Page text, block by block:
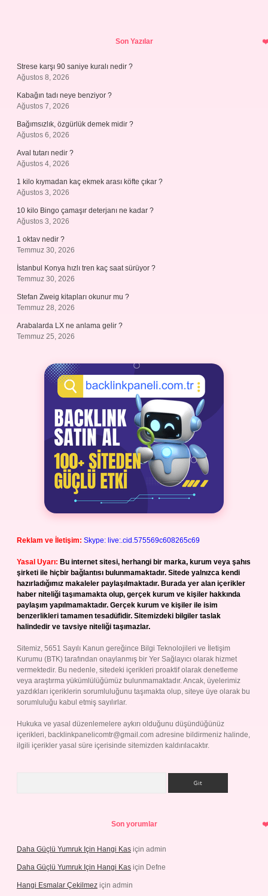
Son Yazılar
Strese karşı 90 saniye kuralı nedir ?
Ağustos 8, 2026
Kabağın tadı neye benziyor ?
Ağustos 7, 2026
Bağımsızlık, özgürlük demek midir ?
Ağustos 6, 2026
Aval tutarı nedir ?
Ağustos 4, 2026
1 kilo kıymadan kaç ekmek arası köfte çıkar ?
Ağustos 3, 2026
10 kilo Bingo çamaşır deterjanı ne kadar ?
Ağustos 3, 2026
1 oktav nedir ?
Temmuz 30, 2026
İstanbul Konya hızlı tren kaç saat sürüyor ?
Temmuz 30, 2026
Stefan Zweig kitapları okunur mu ?
Temmuz 28, 2026
Arabalarda LX ne anlama gelir ?
Temmuz 25, 2026
Reklam ve İletişim: Skype: live:.cid.575569c608265c69
Yasal Uyarı: Bu internet sitesi, herhangi bir marka, kurum veya şahıs
şirketi ile hiçbir bağlantısı bulunmamaktadır. Sitede yalnızca kendi
hazırladığımız makaleler paylaşılmaktadır. Burada yer alan içerikler
haber niteliği taşımamakta olup, gerçek kurum ve kişiler hakkında
paylaşım yapılmamaktadır. Gerçek kurum ve kişiler ile isim
benzerlikleri tamamen tesadüfidir. Sitemizdeki bilgiler taslak
halindedir ve tavsiye niteliği taşımazlar.
Sitemiz, 5651 Sayılı Kanun gereğince Bilgi Teknolojileri ve İletişim
Kurumu (BTK) tarafından onaylanmış bir Yer Sağlayıcı olarak hizmet
vermektedir. Bu nedenle, sitedeki içerikleri proaktif olarak denetleme
veya araştırma yükümlülüğümüz bulunmamaktadır. Ancak, üyelerimiz
yazdıkları içeriklerin sorumluluğunu taşımakta olup, siteye üye olarak bu
sorumluluğu kabul etmiş sayılırlar.
Hukuka ve yasal düzenlemelere aykırı olduğunu düşündüğünüz
içerikleri, backlinkpanelicomtr@gmail.com adresine bildirmeniz halinde,
ilgili içerikler yasal süre içerisinde sitemizden kaldırılacaktır.
Son yorumlar
Daha Güçlü Yumruk Için Hangi Kas için admin
Daha Güçlü Yumruk Için Hangi Kas için Defne
Hangi Esmalar Çekilmez için admin